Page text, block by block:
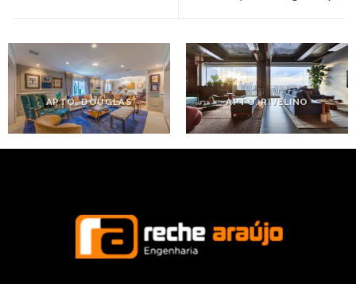
APTO. DOUGLAS APTO. RIVELINO